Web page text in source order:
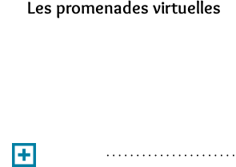
Les promenades virtuelles